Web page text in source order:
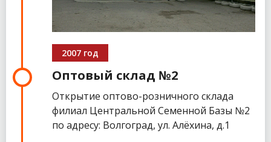
2007 год
Оптовый склад №2
Открытие оптово-розничного склада
филиал Центральной Семенной Базы №2
по адресу: Волгоград, ул. Алёхина, д.1